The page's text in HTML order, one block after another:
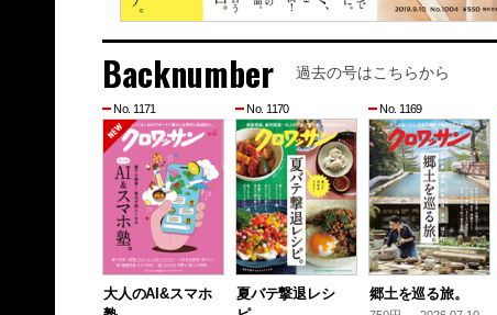
Backnumber 過去の号はこちらから
No. 1171
大人のAI&スマホ
No. 1170
夏バテ撃退レシ
No. 1169
郷土を巡る旅。